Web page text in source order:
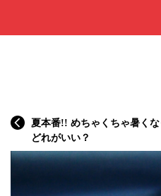
夏本番!! めちゃくちゃ暑く
どれがいい？